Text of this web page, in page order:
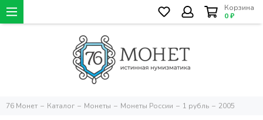
Корзина
0 ₽
76 Монет Каталог Монеты Монеты России 1 рубль 2005